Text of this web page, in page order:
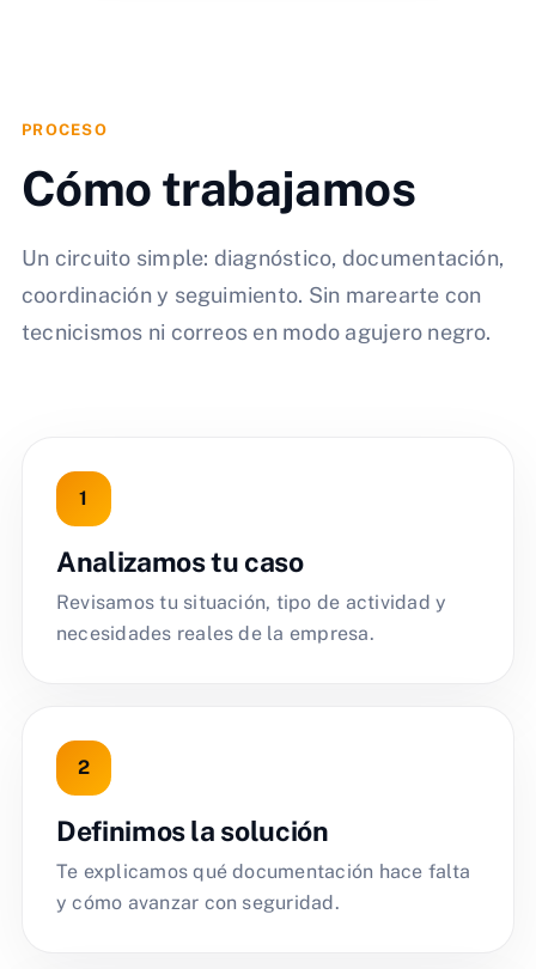
PROCESO
Cómo trabajamos
Un circuito simple: diagnóstico, documentación,
coordinación y seguimiento. Sin marearte con
tecnicismos ni correos en modo agujero negro.
Analizamos tu caso
Revisamos tu situación, tipo de actividad y
necesidades reales de la empresa.
Definimos la solución
Te explicamos qué documentación hace falta
y cómo avanzar con seguridad.